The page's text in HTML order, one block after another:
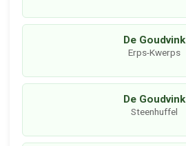
De Goudvink
Erps-Kwerps
De Goudvink
Steenhuffel